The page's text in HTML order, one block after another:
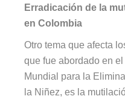
Erradicación de la
en Colombia
Otro tema que afecta
que fue abordado en
Mundial para la
la Niñez, es la